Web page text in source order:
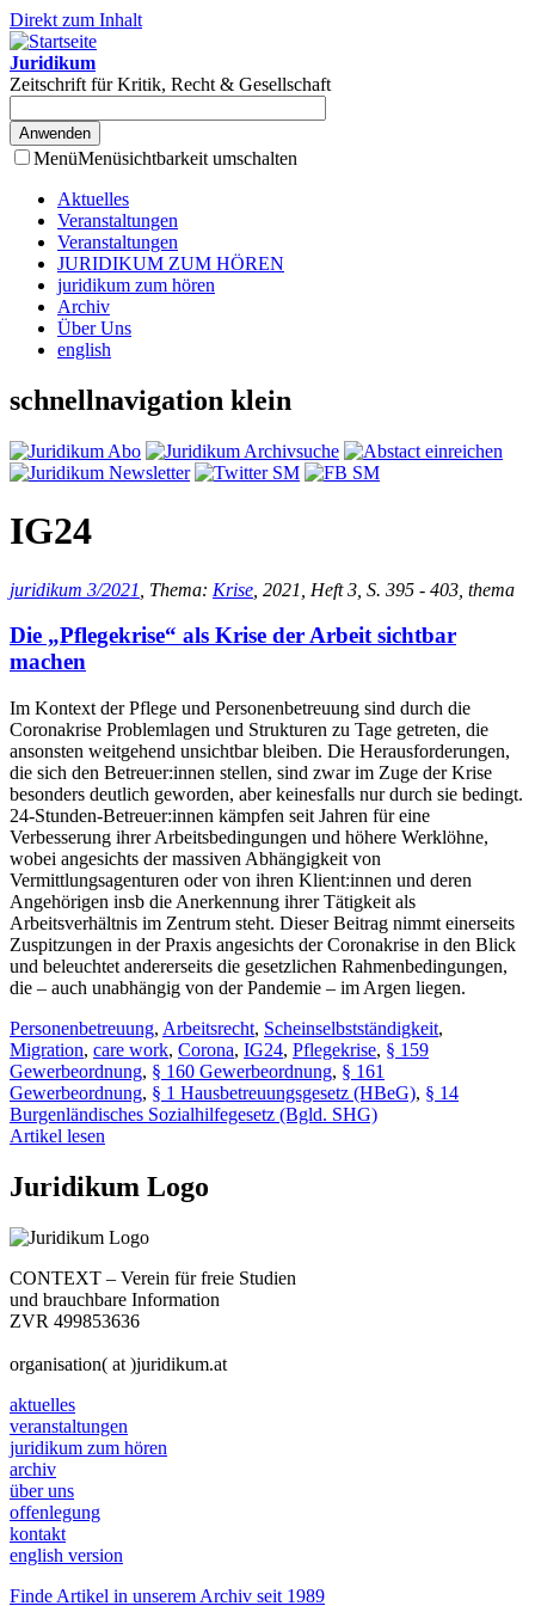
Direkt zum Inhalt
Juridikum
Zeitschrift für Kritik, Recht & Gesellschaft
MenüMenüsichtbarkeit umschalten
Aktuelles
Veranstaltungen
Veranstaltungen
JURIDIKUM ZUM HÖREN
juridikum zum hören
Archiv
Über Uns
english
schnellnavigation klein
IG24
juridikum 3/2021 , Thema: Krise , 2021, Heft 3, S. 395 - 403, thema
Die „Pflegekrise“ als Krise der Arbeit sichtbar
machen
Im Kontext der Pflege und Personenbetreuung sind durch die
Coronakrise Problemlagen und Strukturen zu Tage getreten, die
ansonsten weitgehend unsichtbar bleiben. Die Herausforderungen,
die sich den Betreuer:innen stellen, sind zwar im Zuge der Krise
besonders deutlich geworden, aber keinesfalls nur durch sie bedingt.
24-Stunden-Betreuer:innen kämpfen seit Jahren für eine
Verbesserung ihrer Arbeitsbedingungen und höhere Werklöhne,
wobei angesichts der massiven Abhängigkeit von
Vermittlungsagenturen oder von ihren Klient:innen und deren
Angehörigen insb die Anerkennung ihrer Tätigkeit als
Arbeitsverhältnis im Zentrum steht. Dieser Beitrag nimmt einerseits
Zuspitzungen in der Praxis angesichts der Coronakrise in den Blick
und beleuchtet andererseits die gesetzlichen Rahmenbedingungen,
die – auch unabhängig von der Pandemie – im Argen liegen.
Personenbetreuung, Arbeitsrecht, Scheinselbstständigkeit,
Migration, care work, Corona, IG24, Pflegekrise, § 159
Gewerbeordnung, § 160 Gewerbeordnung, § 161
Gewerbeordnung, § 1 Hausbetreuungsgesetz (HBeG), § 14
Burgenländisches Sozialhilfegesetz (Bgld. SHG)
Artikel lesen
Juridikum Logo
CONTEXT – Verein für freie Studien
und brauchbare Information
ZVR 499853636
organisation( at )juridikum.at
aktuelles
veranstaltungen
juridikum zum hören
archiv
über uns
offenlegung
kontakt
english version
Finde Artikel in unserem Archiv seit 1989